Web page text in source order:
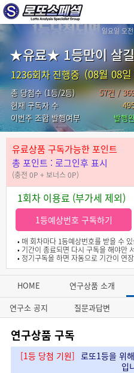
★유료★ 1등만이 살
1236회차 진행중(08월 08
총 당첨수 (1등/2등) 57건 /
현재 구독자 수
이번주 조합 발행여부
발행
일요일 오
유료상품 구독가능한 포인트
총 포인트 : 로그인후 표시
(충전 0P + 보너스 0P)
1회차 이용료 (부가세 제외)
1등예상번호 구독하기
• 매 회차마다 1등예상번호를 받을 수
• 기간이 종료되면 다시 구독을 해야만
• 정기구독을 하면 자동으로 기간이 연
HOME 연구상품 소개
연구소 공지
질문과답변
연구상품 구독
[1등 당첨 기원] 로또1등을 위
입